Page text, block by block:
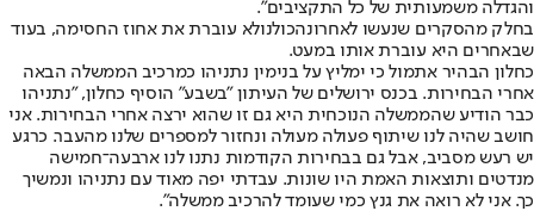
והגדלה משמעותית של כל התקציבים".
בחלק מהסקרים שנעשו לאחרונהכולנולא עוברת את אחוז החסימה, בעוד
שבאחרים היא עוברת אותו במעט.
כחלון הבהיר אתמול כי ימליץ על בנימין נתניהו כמרכיב הממשלה הבאה
אחרי הבחירות. בכנס ירושלים של העיתון "בשבע" הוסיף כחלון, "נתניהו
כבר הודיע שהממשלה הנוכחית היא גם זו שהוא ירצה אחרי הבחירות. אני
חושב שהיה לנו שיתוף פעולה מעולה ונחזור למספרים שלנו מהעבר. כרגע
יש רעש מסביב, אבל גם בבחירות הקודמות נתנו לנו ארבעה־חמישה
מנדטים ותוצאות האמת היו שונות. עבדתי יפה מאוד עם נתניהו ונמשיך
כך. אני לא רואה את גנץ כמי שעומד להרכיב ממשלה".